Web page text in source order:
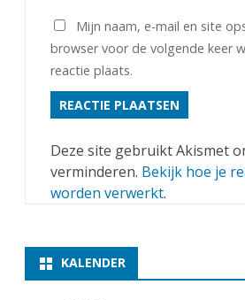
Mijn naam, e-mail en site
browser voor de volgende keer
reactie plaats.
Deze site gebruikt Akismet
verminderen. Bekijk hoe je
worden verwerkt.
KALENDER